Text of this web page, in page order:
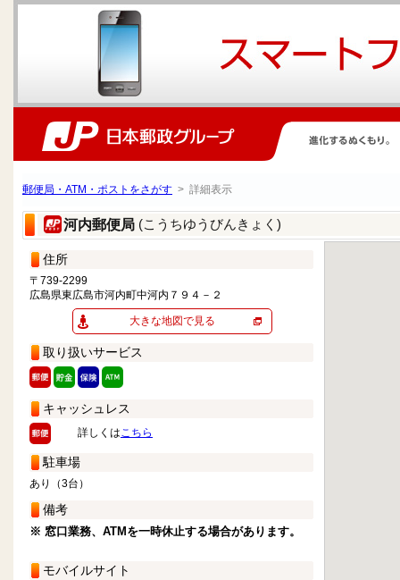
郵便局・ATM・ポストをさがす > 詳細表示
河内郵便局 (こうちゆうびんきょく)
住所
〒739-2299
広島県東広島市河内町中河内７９４－２
大きな地図で見る
取り扱いサービス
キャッシュレス
詳しくはこちら
駐車場
あり（3台）
備考
※ 窓口業務、ATMを一時休止する場合があります。
モバイルサイト